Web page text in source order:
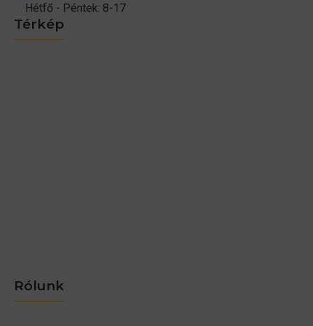
Térkép
Rólunk
Hétfő - Péntek: 8-17